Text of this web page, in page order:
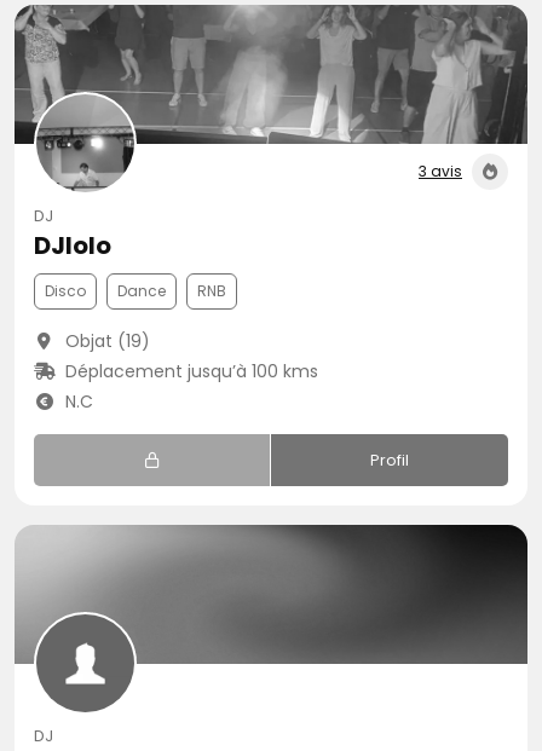
3 avis
DJ
DJlolo
Disco Dance RNB
Objat (19)
Déplacement jusqu’à 100 kms
N.C
Profil
DJ